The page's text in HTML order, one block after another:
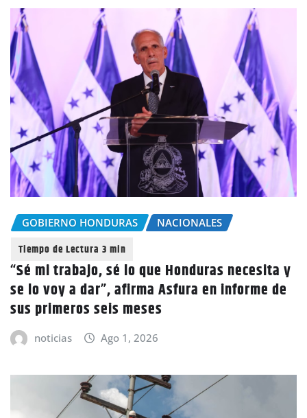
GOBIERNO HONDURAS NACIONALES
“Sé mi trabajo, sé lo que Honduras necesita y
se lo voy a dar”, afirma Asfura en informe de
sus primeros seis meses
noticias Ago 1, 2026